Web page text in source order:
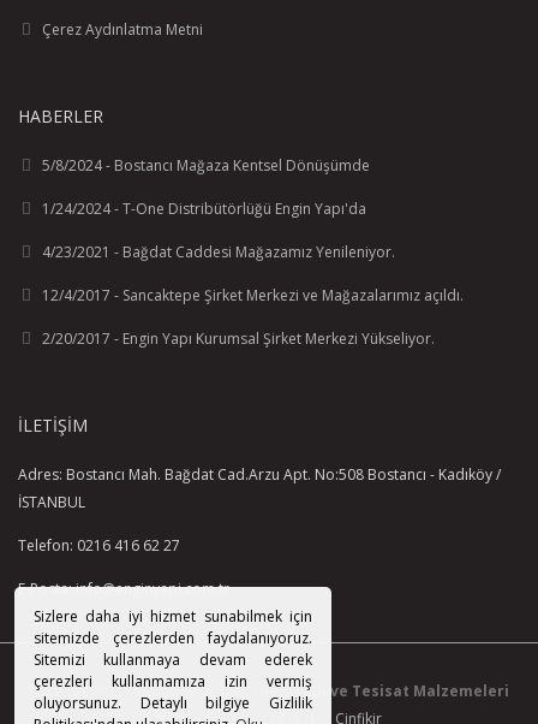
Sizlere daha iyi hizmet sunabilmek için
sitemizde çerezlerden faydalanıyoruz.
Sitemizi kullanmaya devam ederek
çerezleri kullanmamıza izin vermiş
oluyorsunuz. Detaylı bilgiye Gizlilik
delik mesafesi 625 mm
Çerez Aydınlatma Metni
HABERLER
5/8/2024 - Bostancı Mağaza Kentsel Dönüşümde
1/24/2024 - T-One Distribütörlüğü Engin Yapı'da
4/23/2021 - Bağdat Caddesi Mağazamız Yenileniyor.
12/4/2017 - Sancaktepe Şirket Merkezi ve Mağazalarımız açıldı.
2/20/2017 - Engin Yapı Kurumsal Şirket Merkezi Yükseliyor.
İLETIŞIM
Adres: Bostancı Mah. Bağdat Cad.Arzu Apt. No:508 Bostancı - Kadıköy /
İSTANBUL
Telefon: 0216 416 62 27
E-Posta: info@enginyapi.com.tr
© 2015-2021 Tüm Hakkı Saklıdır.
EnginYapı ve Tesisat Malzemeleri
Paz. San. Tic. Ltd. Şti.
Cinfikir